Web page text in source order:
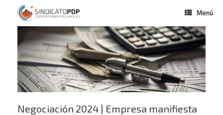
Menú
Negociación 2024 | Empresa manifiesta